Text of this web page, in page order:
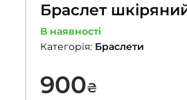
Браслет
В наявності
Категорія: Браслети
900₴